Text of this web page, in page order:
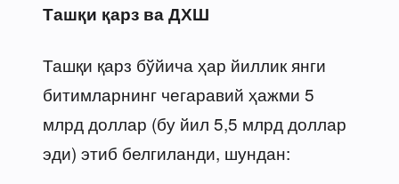
Ташқи қарз ва ДХШ
Ташқи қарз бўйича ҳар йиллик янги
битимларнинг чегаравий ҳажми 5
млрд доллар (бу йил 5,5 млрд доллар
эди) этиб белгиланди, шундан: